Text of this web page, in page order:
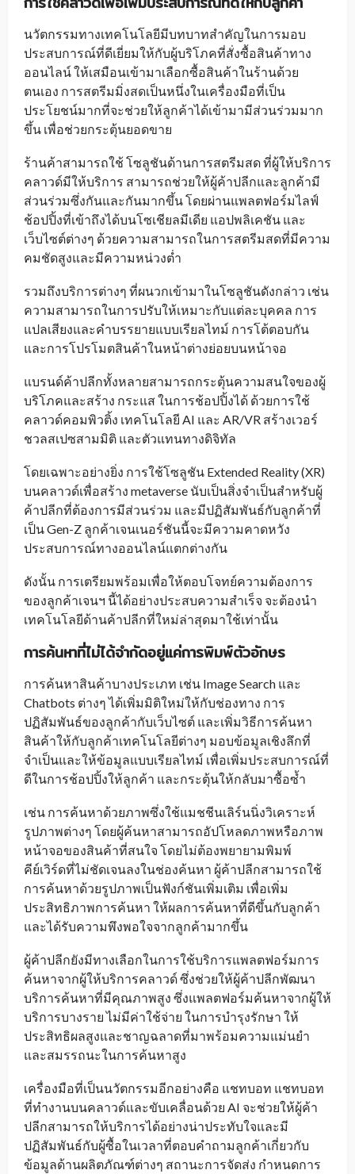
นวัตกรรมทางเทคโนโลยีมีบทบาทสำคัญในการมอบ
ประสบการณ์ที่ดีเยี่ยมให้กับผู้บริโภคที่สั่งซื้อสินค้าทาง
ออนไลน์ ให้เสมือนเข้ามาเลือกซื้อสินค้าในร้านด้วย
ตนเอง การสตรีมมิ่งสดเป็นหนึ่งในเครื่องมือที่เป็น
ประโยชน์มากที่จะช่วยให้ลูกค้าได้เข้ามามีส่วนร่วมมาก
ขึ้น เพื่อช่วยกระตุ้นยอดขาย
ร้านค้าสามารถใช้ โซลูชันด้านการสตรีมสด ที่ผู้ให้บริการ
คลาวด์มีให้บริการ สามารถช่วยให้ผู้ค้าปลีกและลูกค้ามี
ส่วนร่วมซึ่งกันและกันมากขึ้น โดยผ่านแพลตฟอร์มไลฟ์
ช้อปปิ้งที่เข้าถึงได้บนโซเชียลมีเดีย แอปพลิเคชัน และ
เว็บไซต์ต่างๆ ด้วยความสามารถในการสตรีมสดที่มีความ
คมชัดสูงและมีความหน่วงต่ำ
รวมถึงบริการต่างๆ ที่ผนวกเข้ามาในโซลูชันดังกล่าว เช่น
ความสามารถในการปรับให้เหมาะกับแต่ละบุคคล การ
แปลเสียงและคำบรรยายแบบเรียลไทม์ การโต้ตอบกัน
และการโปรโมตสินค้าในหน้าต่างย่อยบนหน้าจอ
แบรนด์ค้าปลีกทั้งหลายสามารถกระตุ้นความสนใจของผู้
บริโภคและสร้าง กระแส ในการช้อปปิ้งได้ ด้วยการใช้
คลาวด์คอมพิวติ้ง เทคโนโลยี AI และ AR/VR สร้างเวอร์
ชวลสเปซสามมิติ และตัวแทนทางดิจิทัล
โดยเฉพาะอย่างยิ่ง การใช้โซลูชัน Extended Reality (XR)
บนคลาวด์เพื่อสร้าง metaverse นับเป็นสิ่งจำเป็นสำหรับผู้
ค้าปลีกที่ต้องการมีส่วนร่วม และมีปฏิสัมพันธ์กับลูกค้าที่
เป็น Gen-Z ลูกค้าเจนเนอร์ชันนี้จะมีความคาดหวัง
ประสบการณ์ทางออนไลน์แตกต่างกัน
ดังนั้น การเตรียมพร้อมเพื่อให้ตอบโจทย์ความต้องการ
ของลูกค้าเจนฯ นี้ได้อย่างประสบความสำเร็จ จะต้องนำ
เทคโนโลยีด้านค้าปลีกที่ใหม่ล่าสุดมาใช้เท่านั้น
การค้นหาที่ไม่ได้จำกัดอยู่แค่การพิมพ์ตัวอักษร
การค้นหาสินค้าบางประเภท เช่น Image Search และ
Chatbots ต่างๆ ได้เพิ่มมิติใหม่ให้กับช่องทาง การ
ปฏิสัมพันธ์ของลูกค้ากับเว็บไซต์ และเพิ่มวิธีการค้นหา
สินค้าให้กับลูกค้าเทคโนโลยีต่างๆ มอบข้อมูลเชิงลึกที่
จำเป็นและให้ข้อมูลแบบเรียลไทม์ เพื่อเพิ่มประสบการณ์ที่
ดีในการช้อปปิ้งให้ลูกค้า และกระตุ้นให้กลับมาซื้อซ้ำ
เช่น การค้นหาด้วยภาพซึ่งใช้แมชชีนเลิร์นนิ่งวิเคราะห์
รูปภาพต่างๆ โดยผู้ค้นหาสามารถอัปโหลดภาพหรือภาพ
หน้าจอของสินค้าที่สนใจ โดยไม่ต้องพยายามพิมพ์
คีย์เวิร์ดที่ไม่ชัดเจนลงในช่องค้นหา ผู้ค้าปลีกสามารถใช้
การค้นหาด้วยรูปภาพเป็นฟังก์ชันเพิ่มเติม เพื่อเพิ่ม
ประสิทธิภาพการค้นหา ให้ผลการค้นหาที่ดีขึ้นกับลูกค้า
และได้รับความพึงพอใจจากลูกค้ามากขึ้น
ผู้ค้าปลีกยังมีทางเลือกในการใช้บริการแพลตฟอร์มการ
ค้นหาจากผู้ให้บริการคลาวด์ ซึ่งช่วยให้ผู้ค้าปลีกพัฒนา
บริการค้นหาที่มีคุณภาพสูง ซึ่งแพลตฟอร์มค้นหาจากผู้ให้
บริการบางราย ไม่มีค่าใช้จ่าย ในการบำรุงรักษา ให้
ประสิทธิผลสูงและชาญฉลาดที่มาพร้อมความแม่นยำ
และสมรรถนะในการค้นหาสูง
เครื่องมือที่เป็นนวัตกรรมอีกอย่างคือ แชทบอท แชทบอท
ที่ทำงานบนคลาวด์และขับเคลื่อนด้วย AI จะช่วยให้ผู้ค้า
ปลีกสามารถให้บริการได้อย่างน่าประทับใจและมี
ปฏิสัมพันธ์กับผู้ซื้อในเวลาที่ตอบคำถามลูกค้าเกี่ยวกับ
ข้อมูลด้านผลิตภัณฑ์ต่างๆ สถานะการจัดส่ง กำหนดการ